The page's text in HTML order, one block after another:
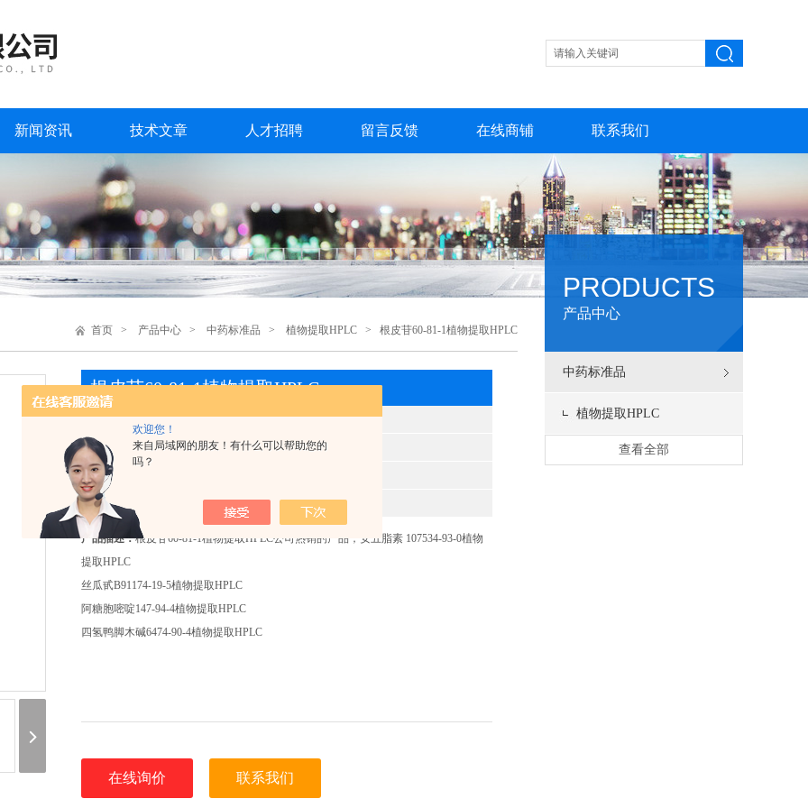
欢迎您！
来自局域网的朋友！有什么可以帮助您的
吗？
新闻资讯 技术文章 人才招聘 留言反馈 在线商铺 联系我们
PRODUCTS
产品中心
中药标准品
植物提取HPLC
查看全部
首页 > 产品中心 > 中药标准品 > 植物提取HPLC > 根皮苷60-81-1植物提取HPLC
根皮苷60-81-1植物提取HPLC
型 号
产品时间 2025-11-10
所属分类
520
产品描述：根皮苷60-81-1植物提取HPLC公司热销的产品；安五脂素 107534-93-0植物
提取HPLC
丝瓜甙B91174-19-5植物提取HPLC
阿糖胞嘧啶147-94-4植物提取HPLC
四氢鸭脚木碱6474-90-4植物提取HPLC
在线询价 联系我们